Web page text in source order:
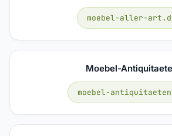
moebel-aller-
Moebel-
moebel-